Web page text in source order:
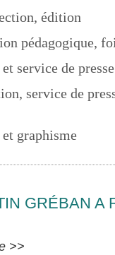
édition
pédagogique,
service de
service de
graphisme
GRÉBAN A
>>